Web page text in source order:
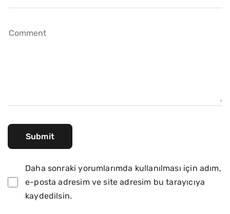
Daha sonraki yorumlarımda kullanılması için adım,
e-posta adresim ve site adresim bu tarayıcıya
kaydedilsin.